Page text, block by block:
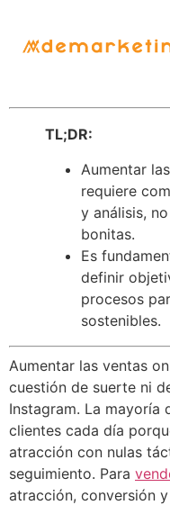
TL;DR:
Aumentar
requiere
y análisis,
bonitas.
Es
definir
procesos
sostenibles.
Aumentar las ventas
cuestión de suerte ni
Instagram. La mayoría
clientes cada día
atracción con nulas
seguimiento. Para
atracción, conversión